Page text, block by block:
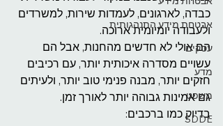
אבטחת מידע התנהגותית
עסקים
מדע
משפט
SDDE
כבדה, לארגונים, לעמדות שירות, למשרדים
ולעבודה יומיומית ארוכה.
הם אולי לא חדשים מהחנות, אבל הם
עשויים מסדרה איכותית יותר, עם רכיבים
חזקים יותר, מבנה פנימי טוב יותר, ולעיתים
גם אמינות גבוהה יותר לאורך זמן.
בדיוק כמו ברכבים: